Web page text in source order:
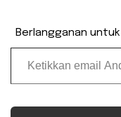
Berlangganan
Ketikkan email Anda...